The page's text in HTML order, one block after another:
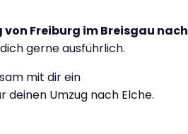
von Freiburg im Breisgau nach
gerne ausführlich.
mit dir ein
deinen Umzug nach Elche.